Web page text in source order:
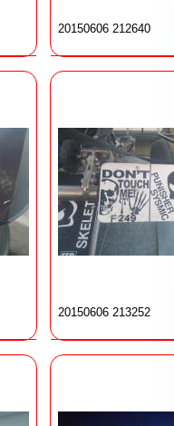
20150606 212640
20150606 213252